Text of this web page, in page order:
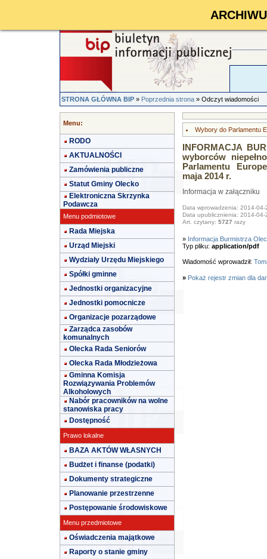
STRONA GŁÓWNA BIP»Poprzednia strona» Odczyt wiadomości
Menu:
RODO
AKTUALNOŚCI
Zamówienia publiczne
Statut Gminy Olecko
Elektroniczna Skrzynka
Podawcza
Menu podmiotowe
Rada Miejska
Urząd Miejski
Wydziały Urzędu Miejskiego
Spółki gminne
Jednostki organizacyjne
Jednostki pomocnicze
Organizacje pozarządowe
Zarządca zasobów
komunalnych
Olecka Rada Seniorów
Olecka Rada Młodzieżowa
Gminna Komisja
Rozwiązywania Problemów
Alkoholowych
Nabór pracowników na wolne
stanowiska pracy
Dostępność
Prawo lokalne
BAZA AKTÓW WŁASNYCH
Budżet i finanse (podatki)
Dokumenty strategiczne
Planowanie przestrzenne
Postępowanie środowiskowe
Menu przedmiotowe
Oświadczenia majątkowe
Raporty o stanie gminy
Wybory do Parlamentu
INFORMACJA
wyborców
Parlamentu
maja 2014 r.
Informacja w załączniku
Data wprowadzenia: 2014-04-
Data upublicznienia: 2014-04-
Art. czytany: 5727 razy
» Informacja Burmistrza
Typ pliku: application/pdf
Wiadomość wprowadził:
» Pokaż rejestr zmian dla